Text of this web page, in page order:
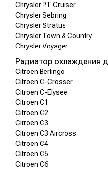
Chrysler PT Cruiser
Chrysler Sebring
Chrysler Stratus
Chrysler Town & Country
Chrysler Voyager
Радиатор охлаждения
Citroen Berlingo
Citroen C-Crosser
Citroen C-Elysee
Citroen C1
Citroen C2
Citroen C3
Citroen C3 Aircross
Citroen C4
Citroen C5
Citroen C6